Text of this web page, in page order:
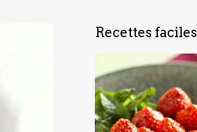
Recettes faciles